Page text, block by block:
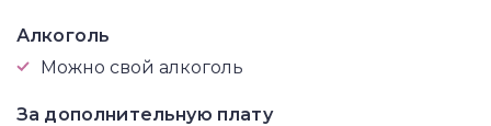
Алкоголь
Можно свой алкоголь
За дополнительную плату